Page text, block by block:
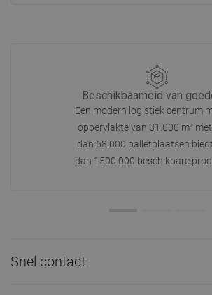
Beschikbaarheid van
Een modern logistiek centrum
oppervlakte van 31.000 m²
dan 68.000 palletplaatsen
dan 1500.000 beschikbare
Snel contact